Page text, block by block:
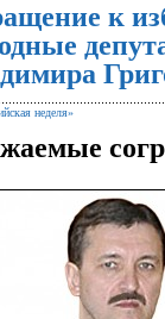
к
неделя»